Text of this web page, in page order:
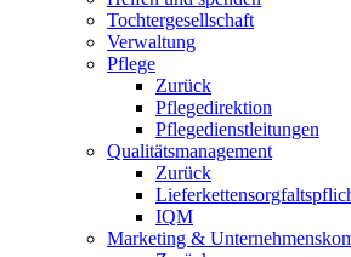
Tochtergesellschaft
Verwaltung
Pflege
Zurück
Pflegedirektion
Pflegedienstleitungen
Qualitätsmanagement
Zurück
IQM
Marketing &